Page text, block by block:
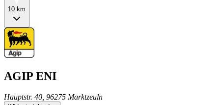
10 km
AGIP ENI
Hauptstr. 40, 96275 Marktzeuln